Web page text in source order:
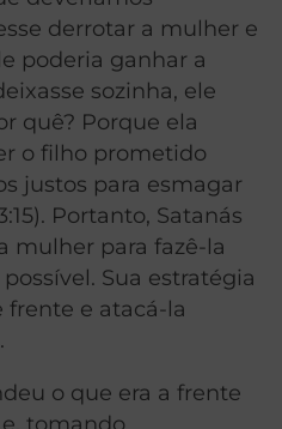
derrotar a mulher e
poderia ganhar a
sozinha, ele
quê? Porque ela
o filho prometido
justos para esmagar
Portanto, Satanás
mulher para fazê-la
Sua estratégia
frente e atacá-la
o que era a frente
tomando